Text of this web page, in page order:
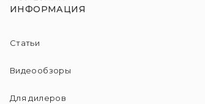
ИНФОРМАЦИЯ
Статьи
Видеообзоры
Для дилеров